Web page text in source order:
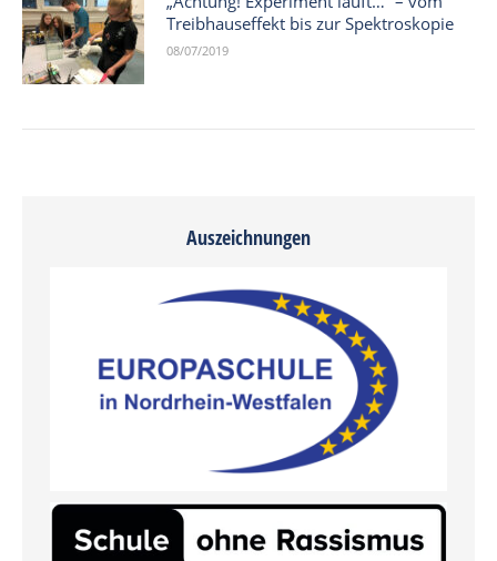
Treibhauseffekt bis zur Spektroskopie
08/07/2019
Auszeichnungen